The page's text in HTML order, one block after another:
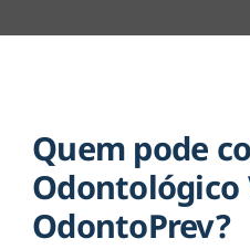
Quem pode
OdontoPrev?